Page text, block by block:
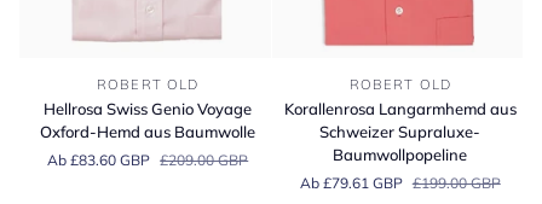
Swiss
Genio
Oxford-
ROBERT OLD
Hellrosa Swiss Genio Voyage
Oxford-Hemd aus Baumwolle
Ab £83.60 GBP £209.00 GBP
Korallenrosa
Langarmhemd
Schweizer
Baumwollpopeline
ROBERT OLD
Korallenrosa Langarmhemd aus
Schweizer Supraluxe-
Baumwollpopeline
Ab £79.61 GBP £199.00 GBP